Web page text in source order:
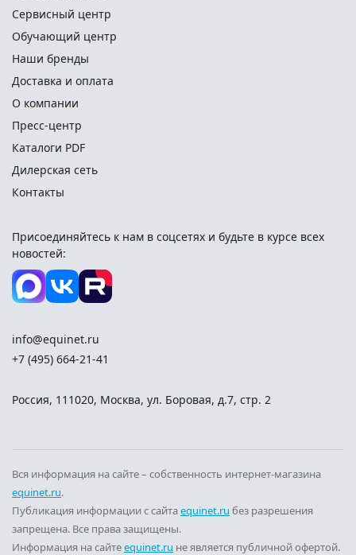
Сервисный центр
Обучающий центр
Наши бренды
Доставка и оплата
О компании
Пресс-центр
Каталоги PDF
Дилерская сеть
Контакты
Присоединяйтесь к нам в соцсетях и будьте в курсе всех
новостей:
info@equinet.ru
+7 (495) 664-21-41
Россия, 111020, Москва, ул. Боровая, д.7, стр. 2
Вся информация на сайте – собственность интернет-магазина
equinet.ru.
Публикация информации с сайтаequinet.ru без разрешения
запрещена. Все права защищены.
Информация на сайтеequinet.ru не является публичной офертой.